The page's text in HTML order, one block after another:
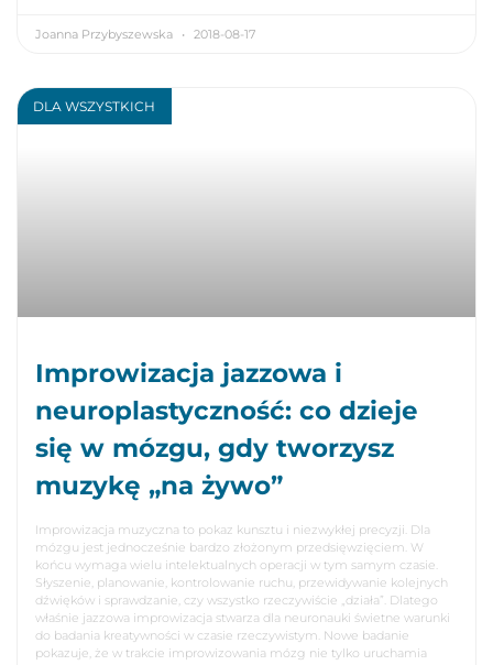
Joanna Przybyszewska 2018-08-17
DLA WSZYSTKICH
Improwizacja jazzowa i
neuroplastyczność: co dzieje
się w mózgu, gdy tworzysz
muzykę „na żywo”
Improwizacja muzyczna to pokaz kunsztu i niezwykłej precyzji. Dla
mózgu jest jednocześnie bardzo złożonym przedsięwzięciem. W
końcu wymaga wielu intelektualnych operacji w tym samym czasie.
Słyszenie, planowanie, kontrolowanie ruchu, przewidywanie kolejnych
dźwięków i sprawdzanie, czy wszystko rzeczywiście „działa”. Dlatego
właśnie jazzowa improwizacja stwarza dla neuronauki świetne warunki
do badania kreatywności w czasie rzeczywistym. Nowe badanie
pokazuje, że w trakcie improwizowania mózg nie tylko uruchamia